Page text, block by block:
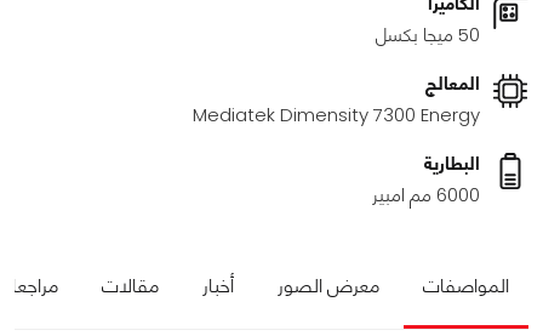
50 ميجا بكسل
المعالج
Mediatek Dimensity 7300 Energy
البطارية
6000 مم امبير
المواصفات معرض الصور أخبار مقالات